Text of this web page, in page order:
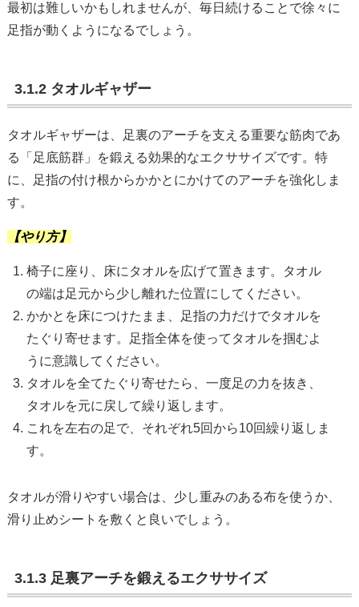
最初は難しいかもしれませんが、毎日続けることで徐々に
足指が動くようになるでしょう。
3.1.2 タオルギャザー
タオルギャザーは、足裏のアーチを支える重要な筋肉であ
る「足底筋群」を鍛える効果的なエクササイズです。特
に、足指の付け根からかかとにかけてのアーチを強化しま
す。
【やり方】
椅子に座り、床にタオルを広げて置きます。タオル
の端は足元から少し離れた位置にしてください。
かかとを床につけたまま、足指の力だけでタオルを
たぐり寄せます。足指全体を使ってタオルを掴むよ
うに意識してください。
タオルを全てたぐり寄せたら、一度足の力を抜き、
タオルを元に戻して繰り返します。
これを左右の足で、それぞれ5回から10回繰り返しま
す。
タオルが滑りやすい場合は、少し重みのある布を使うか、
滑り止めシートを敷くと良いでしょう。
3.1.3 足裏アーチを鍛えるエクササイズ